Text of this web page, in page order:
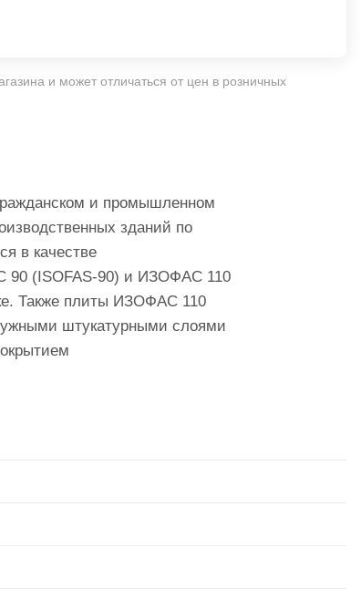
и может отличаться от цен в розничных
и промышленном
зданий по
в качестве
90 (ISOFAS-90) и ИЗОФАС 110
Также плиты ИЗОФАС 110
штукатурными слоями